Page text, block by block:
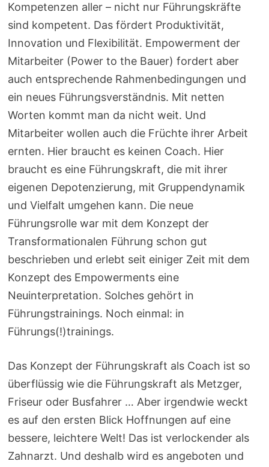
Kompetenzen aller – nicht nur Führungskräfte
sind kompetent. Das fördert Produktivität,
Innovation und Flexibilität. Empowerment der
Mitarbeiter (Power to the Bauer) fordert aber
auch entsprechende Rahmenbedingungen und
ein neues Führungsverständnis. Mit netten
Worten kommt man da nicht weit. Und
Mitarbeiter wollen auch die Früchte ihrer Arbeit
ernten. Hier braucht es keinen Coach. Hier
braucht es eine Führungskraft, die mit ihrer
eigenen Depotenzierung, mit Gruppendynamik
und Vielfalt umgehen kann. Die neue
Führungsrolle war mit dem Konzept der
Transformationalen Führung schon gut
beschrieben und erlebt seit einiger Zeit mit dem
Konzept des Empowerments eine
Neuinterpretation. Solches gehört in
Führungstrainings. Noch einmal: in
Führungs(!)trainings.
Das Konzept der Führungskraft als Coach ist so
überflüssig wie die Führungskraft als Metzger,
Friseur oder Busfahrer … Aber irgendwie weckt
es auf den ersten Blick Hoffnungen auf eine
bessere, leichtere Welt! Das ist verlockender als
Zahnarzt. Und deshalb wird es angeboten und